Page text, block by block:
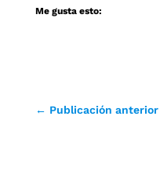
Me gusta esto:
← Publicación anterior